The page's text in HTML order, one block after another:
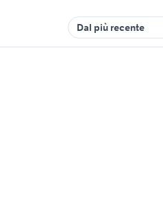
Dal più recente